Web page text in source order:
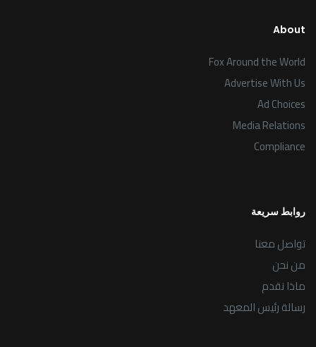
About
Fox Around the World
Advertise With Us
Ad Choices
Media Relations
Compliance
روابط سريعة
تواصل معنا
من نحن
ماذا نقدم
رسالة رئيس المعهد